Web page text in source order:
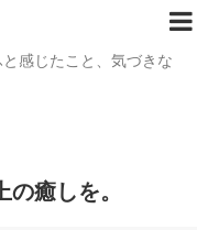
感じたこと、気づきな
癒しを。